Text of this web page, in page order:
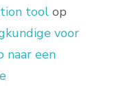
tool op
voor
naar een